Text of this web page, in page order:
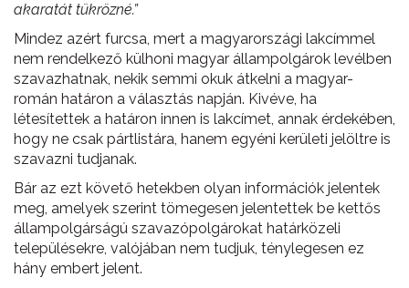
akaratát tükrözné.”
Mindez azért furcsa, mert a magyarországi lakcímmel
nem rendelkező külhoni magyar állampolgárok levélben
szavazhatnak, nekik semmi okuk átkelni a magyar-
román határon a választás napján. Kivéve, ha
létesítettek a határon innen is lakcímet, annak érdekében,
hogy ne csak pártlistára, hanem egyéni kerületi jelöltre is
szavazni tudjanak.
Bár az ezt követő hetekben olyan információk jelentek
meg, amelyek szerint tömegesen jelentettek be kettős
állampolgárságú szavazópolgárokat határközeli
településekre, valójában nem tudjuk, ténylegesen ez
hány embert jelent.